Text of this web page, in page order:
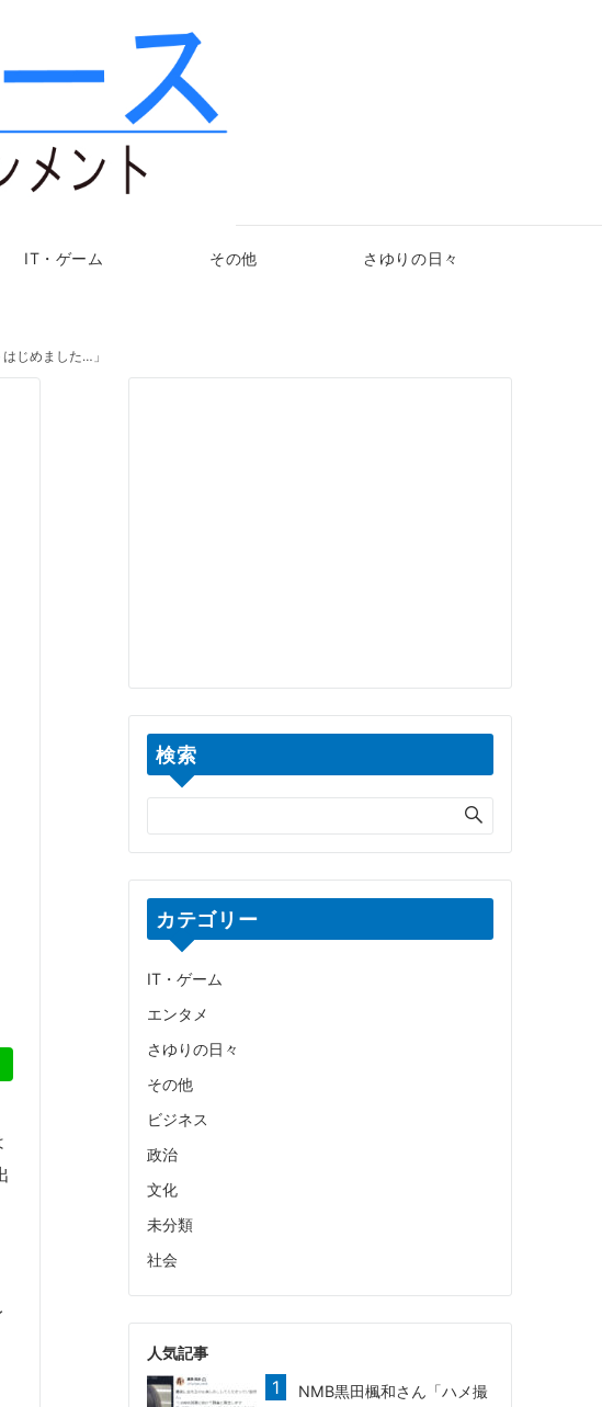
IT・ゲーム その他 さゆりの日々
じめました…」
検索
カテゴリー
IT・ゲーム
エンタメ
さゆりの日々
その他
ビジネス
政治
文化
未分類
社会
人気記事
NMB黒田楓和さん「ハメ撮